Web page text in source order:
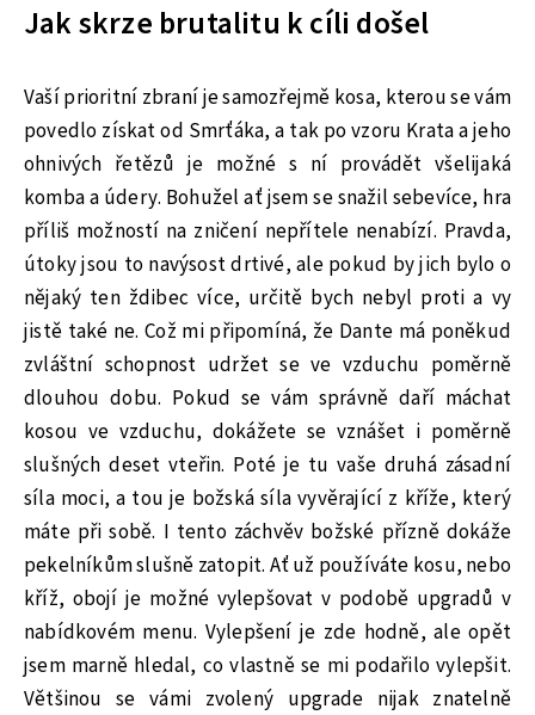
Jak skrze brutalitu k cíli došel
Vaší prioritní zbraní je samozřejmě kosa, kterou se vám
povedlo získat od Smrťáka, a tak po vzoru Krata a jeho
ohnivých řetězů je možné s ní provádět všelijaká
komba a údery. Bohužel ať jsem se snažil sebevíce, hra
příliš možností na zničení nepřítele nenabízí. Pravda,
útoky jsou to navýsost drtivé, ale pokud by jich bylo o
nějaký ten ždibec více, určitě bych nebyl proti a vy
jistě také ne. Což mi připomíná, že Dante má poněkud
zvláštní schopnost udržet se ve vzduchu poměrně
dlouhou dobu. Pokud se vám správně daří máchat
kosou ve vzduchu, dokážete se vznášet i poměrně
slušných deset vteřin. Poté je tu vaše druhá zásadní
síla moci, a tou je božská síla vyvěrající z kříže, který
máte při sobě. I tento záchvěv božské přízně dokáže
pekelníkům slušně zatopit. Ať už používáte kosu, nebo
kříž, obojí je možné vylepšovat v podobě upgradů v
nabídkovém menu. Vylepšení je zde hodně, ale opět
jsem marně hledal, co vlastně se mi podařilo vylepšit.
Většinou se vámi zvolený upgrade nijak znatelně